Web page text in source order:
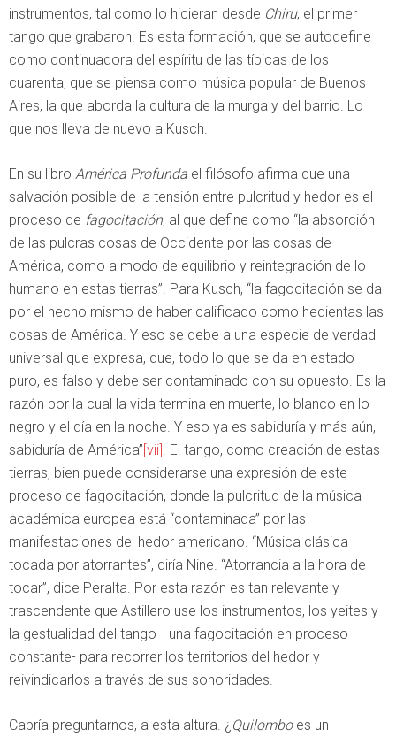
instrumentos, tal como lo hicieran desde Chiru, el primer
tango que grabaron. Es esta formación, que se autodefine
como continuadora del espíritu de las típicas de los
cuarenta, que se piensa como música popular de Buenos
Aires, la que aborda la cultura de la murga y del barrio. Lo
que nos lleva de nuevo a Kusch.
En su libro América Profunda el filósofo afirma que una
salvación posible de la tensión entre pulcritud y hedor es el
proceso de fagocitación, al que define como “la absorción
de las pulcras cosas de Occidente por las cosas de
América, como a modo de equilibrio y reintegración de lo
humano en estas tierras”. Para Kusch, “la fagocitación se da
por el hecho mismo de haber calificado como hedientas las
cosas de América. Y eso se debe a una especie de verdad
universal que expresa, que, todo lo que se da en estado
puro, es falso y debe ser contaminado con su opuesto. Es la
razón por la cual la vida termina en muerte, lo blanco en lo
negro y el día en la noche. Y eso ya es sabiduría y más aún,
sabiduría de América”[vii] . El tango, como creación de estas
tierras, bien puede considerarse una expresión de este
proceso de fagocitación, donde la pulcritud de la música
académica europea está “contaminada” por las
manifestaciones del hedor americano. “Música clásica
tocada por atorrantes”, diría Nine. “Atorrancia a la hora de
tocar”, dice Peralta. Por esta razón es tan relevante y
trascendente que Astillero use los instrumentos, los yeites y
la gestualidad del tango –una fagocitación en proceso
constante- para recorrer los territorios del hedor y
reivindicarlos a través de sus sonoridades.
Cabría preguntarnos, a esta altura. ¿ Quilombo es un